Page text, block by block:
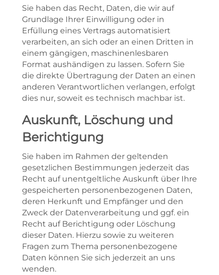
Sie haben das Recht, Daten, die wir auf
Grundlage Ihrer Einwilligung oder in
Erfüllung eines Vertrags automatisiert
verarbeiten, an sich oder an einen Dritten in
einem gängigen, maschinenlesbaren
Format aushändigen zu lassen. Sofern Sie
die direkte Übertragung der Daten an einen
anderen Verantwortlichen verlangen, erfolgt
dies nur, soweit es technisch machbar ist.
Auskunft, Löschung und
Berichtigung
Sie haben im Rahmen der geltenden
gesetzlichen Bestimmungen jederzeit das
Recht auf unentgeltliche Auskunft über Ihre
gespeicherten personenbezogenen Daten,
deren Herkunft und Empfänger und den
Zweck der Datenverarbeitung und ggf. ein
Recht auf Berichtigung oder Löschung
dieser Daten. Hierzu sowie zu weiteren
Fragen zum Thema personenbezogene
Daten können Sie sich jederzeit an uns
wenden.